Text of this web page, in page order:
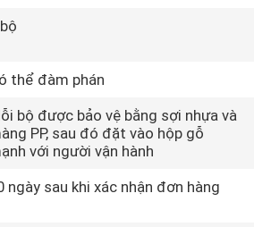
thể đàm phán
bộ được bảo vệ bằng sợi nhựa và
PP, sau đó đặt vào hộp gỗ
với người vận hành
ngày sau khi xác nhận đơn hàng